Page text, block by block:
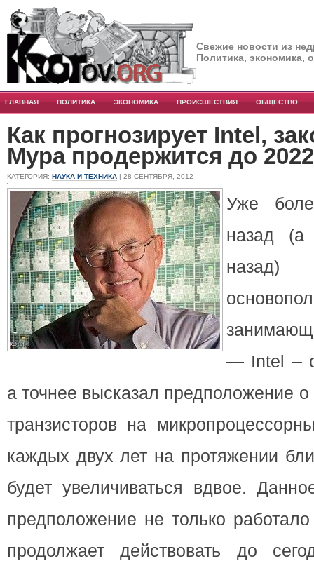
Свежие новости из
Политика, экономика,
ГЛАВНАЯ ПОЛИТИКА ЭКОНОМИКА ПРОИСШЕСТВИЯ ОБЩЕСТВО
Как прогнозирует Intel,
Мура продержится до
КАТЕГОРИЯ: НАУКА И ТЕХНИКА | 28 СЕНТЯБРЯ, 2012
Уже
назад
— Intel –
а точнее высказал предположение о
транзисторов на
каждых двух лет на протяжении
будет увеличиваться вдвое.
предположение не только
продолжает действовать до